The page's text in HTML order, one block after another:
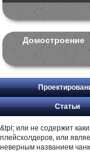
Домостроение
Статьи
&tpl; или не содержит
плейсхолдеров, или
неверным названием